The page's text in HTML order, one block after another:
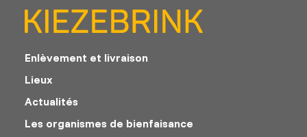
Enlèvement et livraison
Lieux
Actualités
Les organismes de bienfaisance